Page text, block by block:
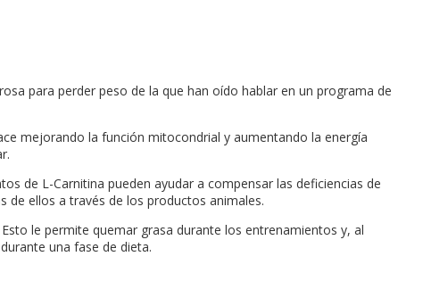
para perder peso de la que han oído hablar en un programa de
mejorando la función mitocondrial y aumentando la energía
de L-Carnitina pueden ayudar a compensar las deficiencias de
de ellos a través de los productos animales.
le permite quemar grasa durante los entrenamientos y, al
una fase de dieta.